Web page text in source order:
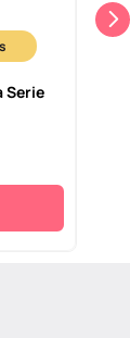
Serie